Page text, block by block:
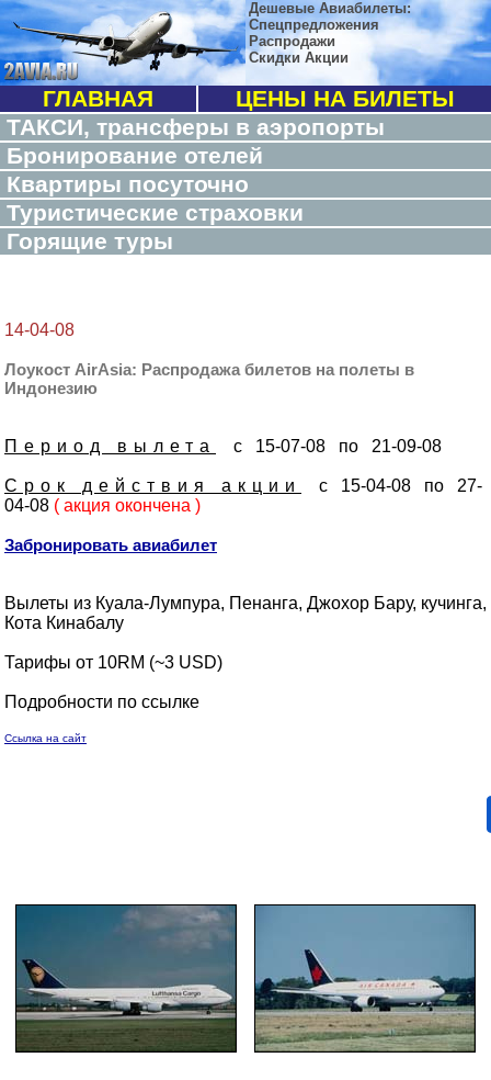
Дешевые Авиабилеты:
Спецпредложения
Распродажи
Скидки Акции
ГЛАВНАЯ
ЦЕНЫ НА БИЛЕТЫ
ТАКСИ, трансферы в аэропорты
Бронирование отелей
Квартиры посуточно
Туристические страховки
Горящие туры
14-04-08
Лоукост AirAsia: Распродажа билетов на полеты в
Индонезию
Период вылета с 15-07-08 по 21-09-08
Срок действия акции
с 15-04-08 по 27-
04-08 ( акция окончена )
Забронировать авиабилет
Вылеты из Куала-Лумпура, Пенанга, Джохор Бару, кучинга,
Кота Кинабалу
Тарифы от 10RM (~3 USD)
Подробности по ссылке
Ссылка на сайт